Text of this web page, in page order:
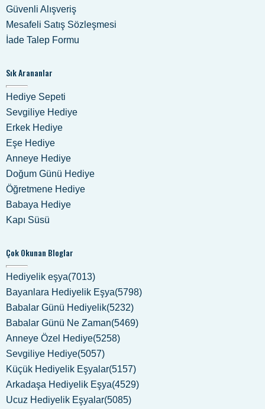
Güvenli Alışveriş
Mesafeli Satış Sözleşmesi
İade Talep Formu
Sık Arananlar
Hediye Sepeti
Sevgiliye Hediye
Erkek Hediye
Eşe Hediye
Anneye Hediye
Doğum Günü Hediye
Öğretmene Hediye
Babaya Hediye
Kapı Süsü
Çok Okunan Bloglar
Hediyelik eşya(7013)
Bayanlara Hediyelik Eşya(5798)
Babalar Günü Hediyelik(5232)
Babalar Günü Ne Zaman(5469)
Anneye Özel Hediye(5258)
Sevgiliye Hediye(5057)
Küçük Hediyelik Eşyalar(5157)
Arkadaşa Hediyelik Eşya(4529)
Ucuz Hediyelik Eşyalar(5085)